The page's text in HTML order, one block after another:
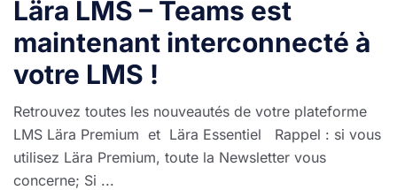
Lära LMS – Teams est
maintenant interconnecté à
votre LMS !
Retrouvez toutes les nouveautés de votre plateforme
LMS Lära Premium et Lära Essentiel Rappel : si vous
utilisez Lära Premium, toute la Newsletter vous
concerne; Si ...